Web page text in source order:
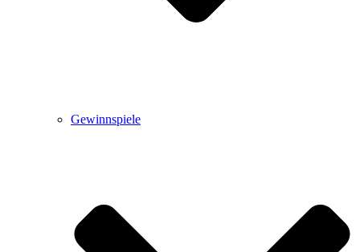
Gewinnspiele